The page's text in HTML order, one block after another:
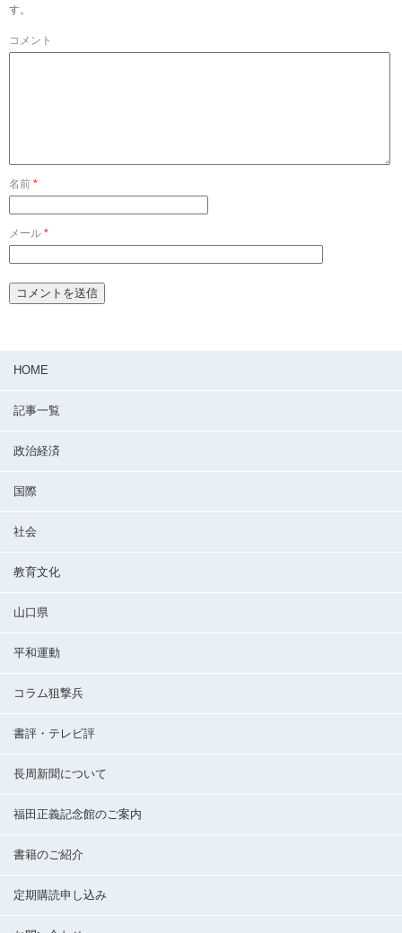
す。
コメント
名前 *
メール *
HOME
記事一覧
政治経済
国際
社会
教育文化
山口県
平和運動
コラム狙撃兵
書評・テレビ評
長周新聞について
福田正義記念館のご案内
書籍のご紹介
定期購読申し込み